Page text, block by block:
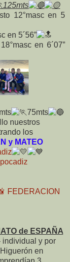
125mts
12°masc en 5
en 5´56”
en 6´07”
75mts
nuestros
los
y MATEO
FEDERACION
de ESPAÑA
individual y por
en